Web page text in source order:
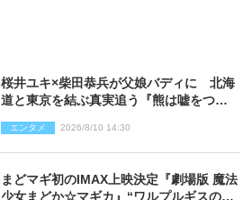
桜井ユキ×柴田恭兵が父娘バディに 北海
道と東京を結ぶ真実追う『熊は嘘をつか
エンタメ 2026/8/10 14:30
まどマギ初のIMAX上映決定『劇場版 魔法
少女まどか☆マギカ』“ワルプルギスの